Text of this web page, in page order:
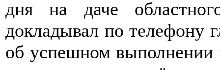
дня на даче
докладывал по телефону
об успешном выполнении